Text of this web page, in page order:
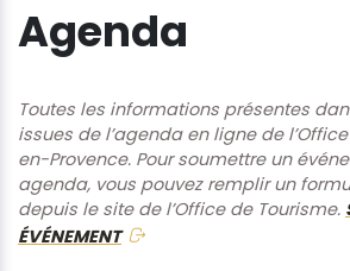
Agenda
Toutes les informations présentes
issues de l’agenda en ligne de
en-Provence. Pour soumettre un
agenda, vous pouvez remplir un
depuis le site de l’Office de Tourisme.
ÉVÉNEMENT